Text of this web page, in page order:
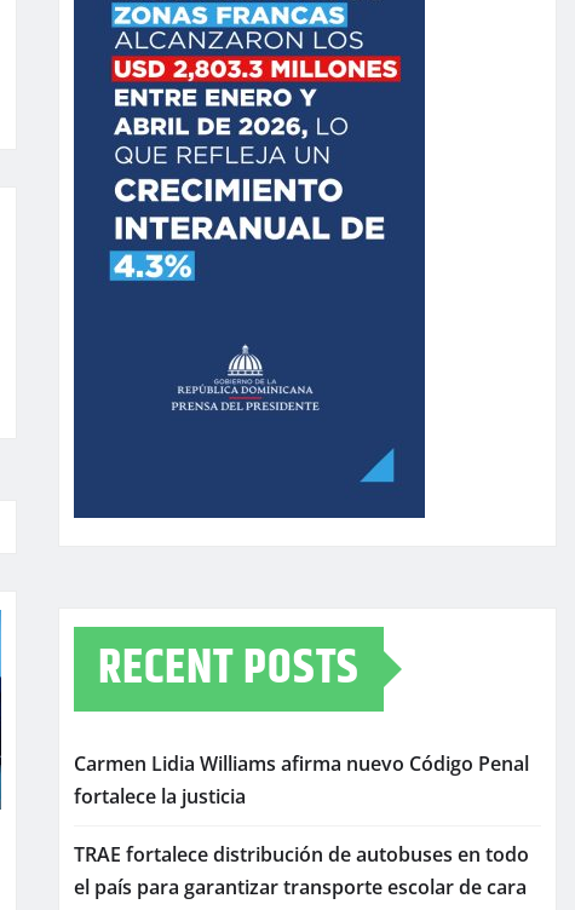
RECENT POSTS
Carmen Lidia Williams afirma nuevo Código Penal
fortalece la justicia
TRAE fortalece distribución de autobuses en todo
el país para garantizar transporte escolar de cara